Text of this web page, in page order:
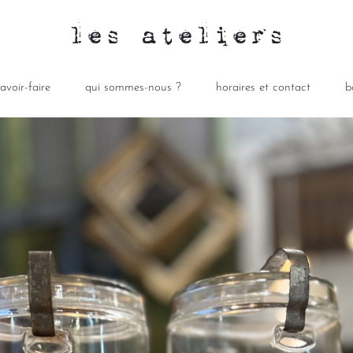
les ateliers
faire qui sommes-nous ? horaires et contact